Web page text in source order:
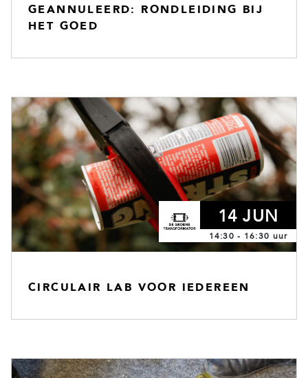
GEANNULEERD: RONDLEIDING BIJ
HET GOED
14 JUN
14:30 - 16:30 uur
CIRCULAIR LAB VOOR IEDEREEN